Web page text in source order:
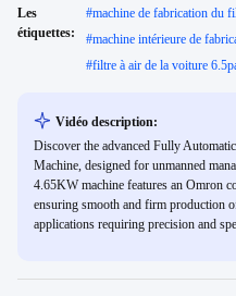
Les
étiquettes:
#machine de fabrication du
#machine intérieure de
#filtre à air de la voiture
Vidéo description:
Discover the advanced Fully
Machine, designed for unmanned
4.65KW machine features an Omron
ensuring smooth and firm production
applications requiring precision and